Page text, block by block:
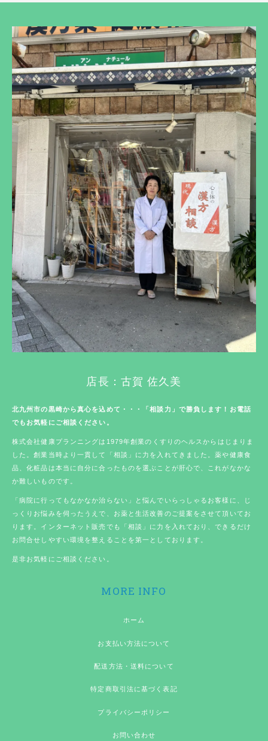
店長：古賀 佐久美
北九州市の黒崎から真心を込めて・・・「相談力」で勝負します！お電話
でもお気軽にご相談ください。
株式会社健康プランニングは1979年創業のくすりのヘルスからはじまりま
した。創業当時より一貫して「相談」に力を入れてきました。薬や健康食
品、化粧品は本当に自分に合ったものを選ぶことが肝心で、これがなかな
か難しいものです。
「病院に行ってもなかなか治らない」と悩んでいらっしゃるお客様に、じ
っくりお悩みを伺ったうえで、お薬と生活改善のご提案をさせて頂いてお
ります。インターネット販売でも「相談」に力を入れており、できるだけ
お問合せしやすい環境を整えることを第一としております。
是非お気軽にご相談ください。
MORE INFO
ホーム
お支払い方法について
配送方法・送料について
特定商取引法に基づく表記
プライバシーポリシー
お問い合わせ